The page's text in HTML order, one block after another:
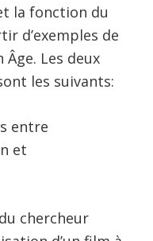
la fonction du
d’exemples de
Les deux
les suivants:
entre
et
chercheur